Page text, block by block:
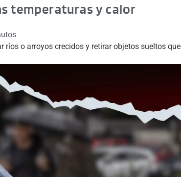
temperaturas y calor
o arroyos crecidos y retirar objetos sueltos que